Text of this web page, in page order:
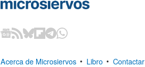
Acerca de Microsiervos • Libro • Contactar